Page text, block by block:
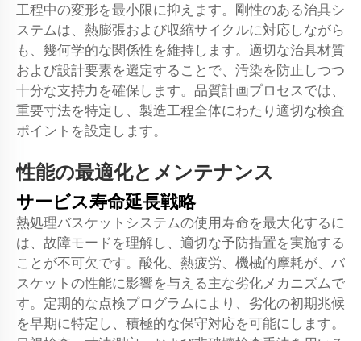
工程中の変形を最小限に抑えます。剛性のある治具シ
ステムは、熱膨張および収縮サイクルに対応しながら
も、幾何学的な関係性を維持します。適切な治具材質
および設計要素を選定することで、汚染を防止しつつ
十分な支持力を確保します。品質計画プロセスでは、
重要寸法を特定し、製造工程全体にわたり適切な検査
ポイントを設定します。
性能の最適化とメンテナンス
サービス寿命延長戦略
熱処理バスケットシステムの使用寿命を最大化するに
は、故障モードを理解し、適切な予防措置を実施する
ことが不可欠です。酸化、熱疲労、機械的摩耗が、バ
スケットの性能に影響を与える主な劣化メカニズムで
す。定期的な点検プログラムにより、劣化の初期兆候
を早期に特定し、積極的な保守対応を可能にします。